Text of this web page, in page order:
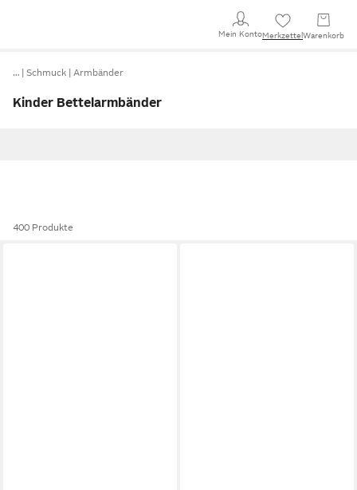
Mein KontoMerkzettel Warenkorb
… Schmuck Armbänder
Kinder Bettelarmbänder
400 Produkte